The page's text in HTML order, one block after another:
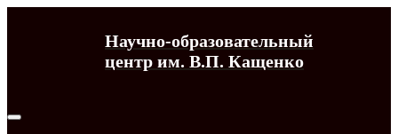
Научно-образовательный
центр им. В.П. Кащенко